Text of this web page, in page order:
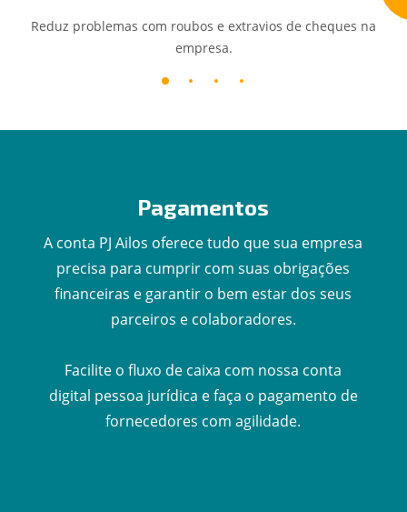
Reduz problemas com roubos e extravios de cheques na
empresa.
Pagamentos
A conta PJ Ailos oferece tudo que sua empresa
precisa para cumprir com suas obrigações
financeiras e garantir o bem estar dos seus
parceiros e colaboradores.
Facilite o fluxo de caixa com nossa conta
digital pessoa jurídica e faça o pagamento de
fornecedores com agilidade.